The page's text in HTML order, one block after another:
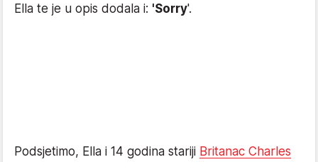
Ella te je u opis dodala i: 'Sorry'.
Podsjetimo, Ella i 14 godina stariji Britanac Charles